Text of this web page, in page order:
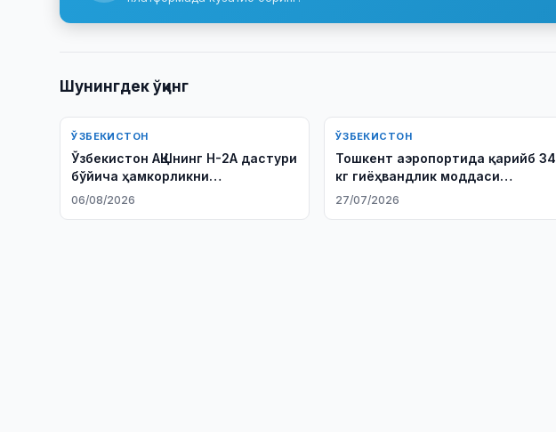
Шунингдек ўқинг
ЎЗБЕКИСТОН
Ўзбекистон АҚШнинг H-2A дастури
бўйича ҳамкорликни
кенгайтирмоқда
06/08/2026
ЎЗБЕКИСТОН
Тошкент аэропортида қарийб 34
кг гиёҳвандлик моддаси
ушланди
27/07/2026